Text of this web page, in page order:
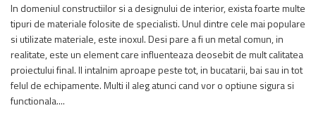
In domeniul constructiilor si a designului de interior, exista foarte multe
tipuri de materiale folosite de specialisti. Unul dintre cele mai populare
si utilizate materiale, este inoxul. Desi pare a fi un metal comun, in
realitate, este un element care influenteaza deosebit de mult calitatea
proiectului final. Il intalnim aproape peste tot, in bucatarii, bai sau in tot
felul de echipamente. Multi il aleg atunci cand vor o optiune sigura si
functionala....